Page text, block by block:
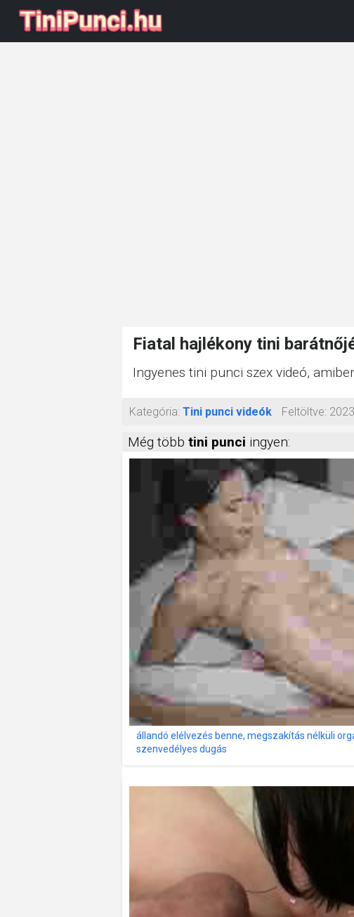
Fiatal hajlékony tini
Ingyenes tini punci szex videó,
Kategória: Tini punci videók Feltöltve:
Még több tini punci ingyen:
állandó elélvezés benne, megszakítás nélküli
szenvedélyes dugás